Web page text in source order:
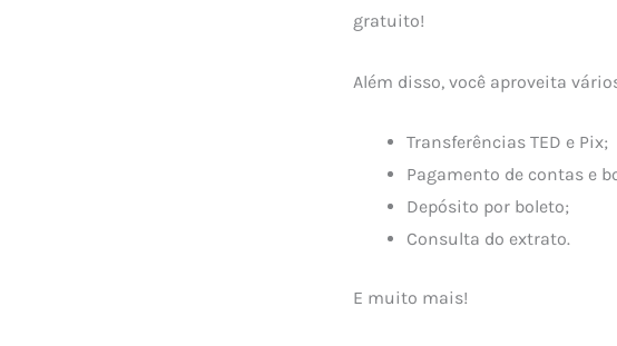
gratuito!
Além disso, você aproveita
Transferências TED e Pix;
Pagamento de contas e
Depósito por boleto;
Consulta do extrato.
E muito mais!